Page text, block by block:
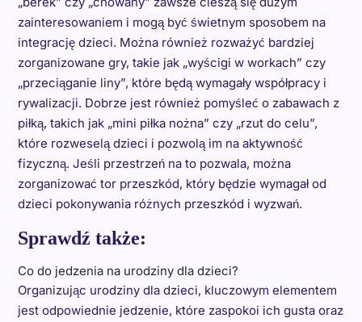
zainteresowaniem i mogą być świetnym sposobem na
integrację dzieci. Można również rozważyć bardziej
zorganizowane gry, takie jak „wyścigi w workach” czy
„przeciąganie liny”, które będą wymagały współpracy i
rywalizacji. Dobrze jest również pomyśleć o zabawach z
piłką, takich jak „mini piłka nożna” czy „rzut do celu”,
które rozweselą dzieci i pozwolą im na aktywność
fizyczną. Jeśli przestrzeń na to pozwala, można
zorganizować tor przeszkód, który będzie wymagał od
dzieci pokonywania różnych przeszkód i wyzwań.
Sprawdź także:
Co do jedzenia na urodziny dla dzieci?
Organizując urodziny dla dzieci, kluczowym elementem
jest odpowiednie jedzenie, które zaspokoi ich gusta oraz